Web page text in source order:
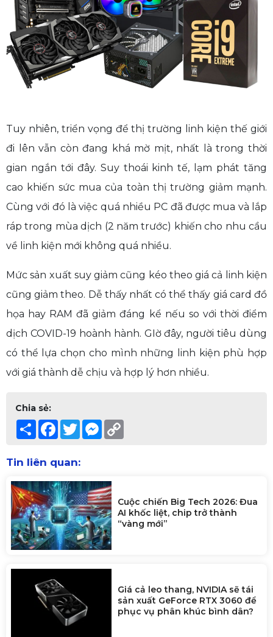
Tuy nhiên, triển vọng để thị trường linh kiện thế giới
đi lên vẫn còn đang khá mờ mịt, nhất là trong thời
gian ngắn tới đây. Suy thoái kinh tế, lạm phát tăng
cao khiến sức mua của toàn thị trường giảm mạnh.
Cùng với đó là việc quá nhiều PC đã được mua và lắp
ráp trong mùa dịch (2 năm trước) khiến cho nhu cầu
về linh kiện mới không quá nhiều.
Mức sản xuất suy giảm cũng kéo theo giá cả linh kiện
cũng giảm theo. Dễ thấy nhất có thể thấy giá card đồ
họa hay RAM đã giảm đáng kể nếu so với thời điểm
dịch COVID-19 hoành hành. GIờ đây, người tiêu dùng
có thể lựa chọn cho mình những linh kiện phù hợp
với giá thành dễ chịu và hợp lý hơn nhiều.
Chia sẻ:
Share Facebook
TwitterMessenger
Tin liên quan:
Cuộc chiến Big Tech 2026: Đua
AI khốc liệt, chip trở thành
“vàng mới”
Giá cả leo thang, NVIDIA sẽ tái
sản xuất GeForce RTX 3060 để
phục vụ phân khúc bình dân?